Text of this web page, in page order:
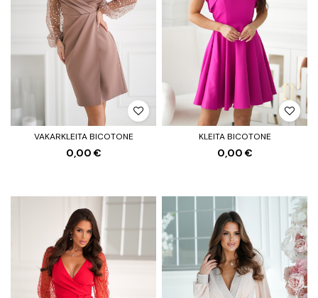
VAKARKLEITA BICOTONE
0,00 €
KLEITA BICOTONE
0,00 €